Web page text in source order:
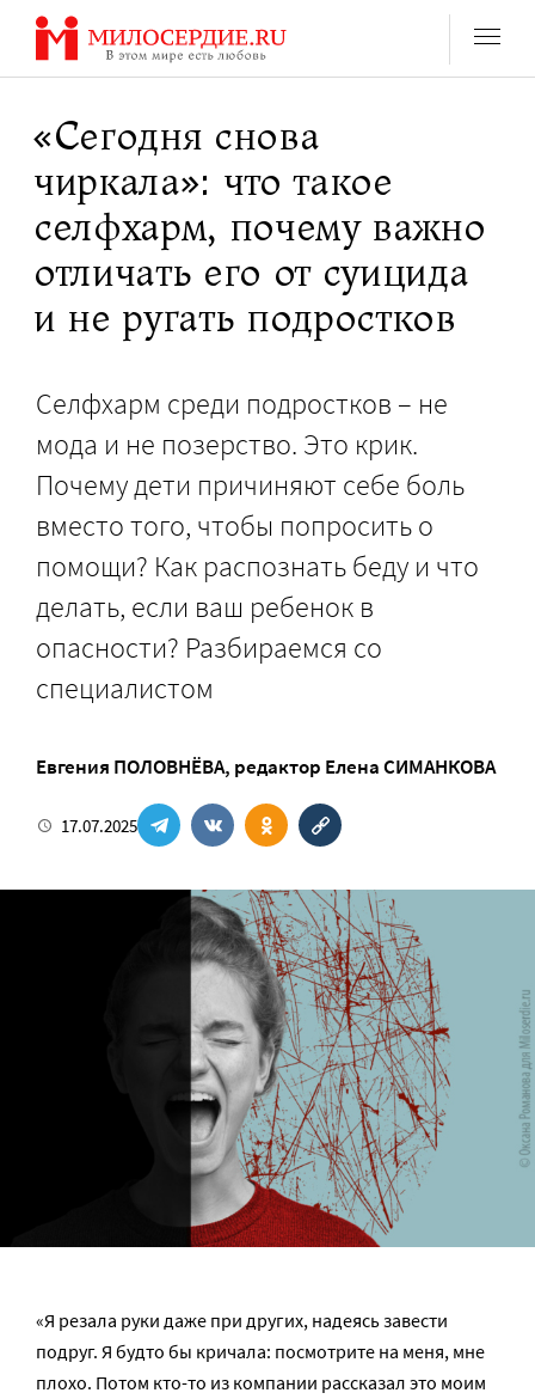
Перейти
содержанию
«Сегодня снова
чиркала»: что такое
селфхарм, почему важно
отличать его от суицида
и не ругать подростков
Селфхарм среди подростков – не
мода и не позерство. Это крик.
Почему дети причиняют себе боль
вместо того, чтобы попросить о
помощи? Как распознать беду и что
делать, если ваш ребенок в
опасности? Разбираемся со
специалистом
Евгения ПОЛОВНЁВА, редактор Елена СИМАНКОВА
17.07.2025
«Я резала руки даже при других, надеясь завести
подруг. Я будто бы кричала: посмотрите на меня, мне
плохо. Потом кто-то из компании рассказал это моим